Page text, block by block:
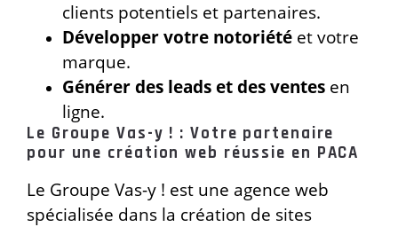
clients potentiels et partenaires.
Développer votre notoriété et votre
marque.
Générer des leads et des ventes en
ligne.
Le Groupe Vas-y ! : Votre partenaire
pour une création web réussie en PACA
Le Groupe Vas-y ! est une agence web
spécialisée dans la création de sites